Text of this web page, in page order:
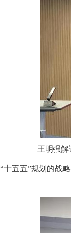
王明强解
“十五五”规划的战